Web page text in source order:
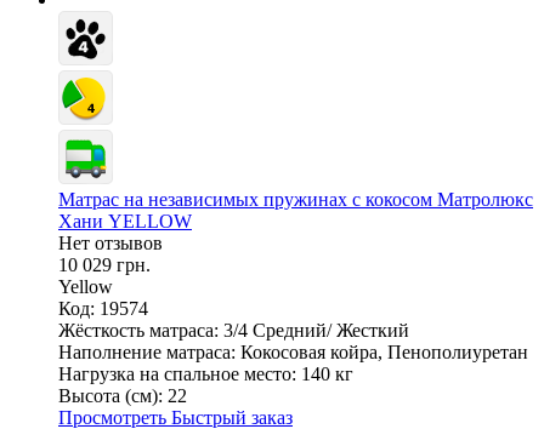
Матрас на независимых пружинах с кокосом Матролюкс
Хани YELLOW
Нет отзывов
10 029 грн.
Yellow
Код: 19574
Жёсткость матраса: 3/4 Средний/ Жесткий
Наполнение матраса: Кокосовая койра, Пенополиуретан
Нагрузка на спальное место: 140 кг
Высота (см): 22
Просмотреть Быстрый заказ